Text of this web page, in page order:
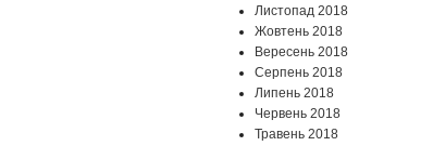
Листопад 2018
Жовтень 2018
Вересень 2018
Серпень 2018
Липень 2018
Червень 2018
Травень 2018